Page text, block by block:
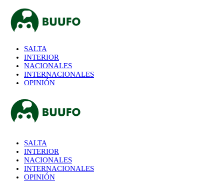
SALTA
INTERIOR
NACIONALES
INTERNACIONALES
OPINIÓN
SALTA
INTERIOR
NACIONALES
INTERNACIONALES
OPINIÓN